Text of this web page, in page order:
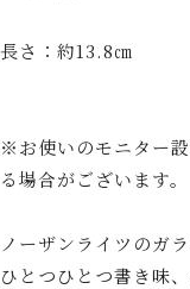
長さ：約13.8㎝
※お使いのモニター
る場合がございます。
ノーザンライツのガ
ひとつひとつ書き味